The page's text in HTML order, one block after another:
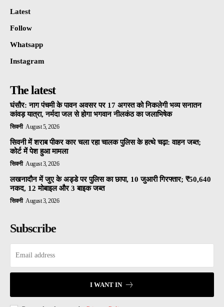
Latest
Follow
Whatsapp
Instagram
The latest
घंसौर: नाग पंचमी के पावन अवसर पर 17 अगस्त को निकलेगी भव्य सनातन
कांवड़ यात्रा, नर्मदा जल से होगा भगवान नीलकंठ का जलाभिषेक
सिवनी August 5, 2026
सिवनी में शराब पीकर कार चला रहा चालक पुलिस के हत्थे चढ़ा: वाहन जब्त;
कोर्ट में पेश हुआ मामला
सिवनी August 3, 2026
लखनादौन में जुए के अड्डे पर पुलिस का छापा, 10 जुआरी गिरफ्तार; ₹50,640
नकद, 12 मोबाइल और 3 बाइक जब्त
सिवनी August 3, 2026
Subscribe
I WANT IN